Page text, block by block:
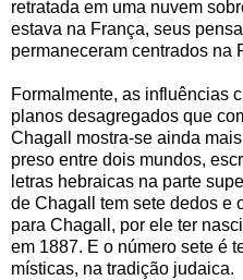
retratada em uma nuvem
estava na França, seus
permaneceram centrados na
Formalmente, as influências
planos desagregados que
Chagall mostra-se ainda
preso entre dois mundos,
letras hebraicas na parte
de Chagall tem sete dedos e
para Chagall, por ele ter
em 1887. E o número sete é
místicas, na tradição judaica.